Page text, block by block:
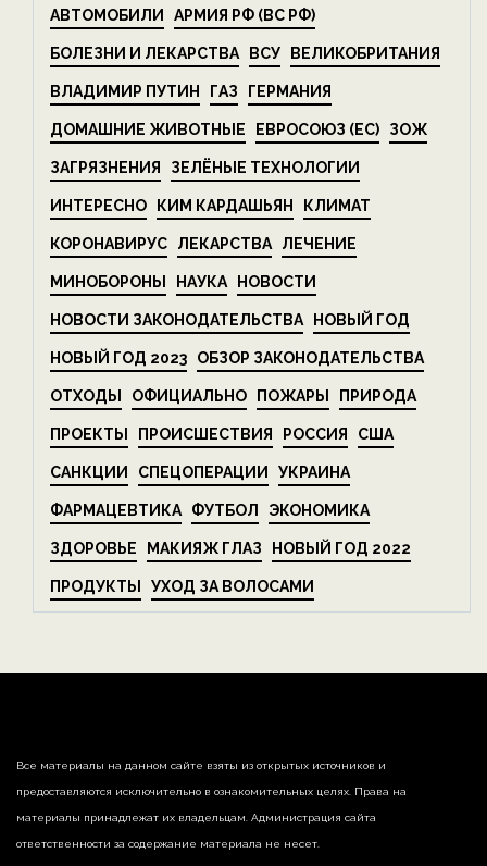
АВТОМОБИЛИ АРМИЯ РФ (ВС РФ)
БОЛЕЗНИ И ЛЕКАРСТВА ВСУ ВЕЛИКОБРИТАНИЯ
ВЛАДИМИР ПУТИН ГАЗ ГЕРМАНИЯ
ДОМАШНИЕ ЖИВОТНЫЕ ЕВРОСОЮЗ (ЕС) ЗОЖ
ЗАГРЯЗНЕНИЯ ЗЕЛЁНЫЕ ТЕХНОЛОГИИ
ИНТЕРЕСНО КИМ КАРДАШЬЯН КЛИМАТ
КОРОНАВИРУС ЛЕКАРСТВА ЛЕЧЕНИЕ
МИНОБОРОНЫ НАУКА НОВОСТИ
НОВОСТИ ЗАКОНОДАТЕЛЬСТВА НОВЫЙ ГОД
НОВЫЙ ГОД 2023 ОБЗОР ЗАКОНОДАТЕЛЬСТВА
ОТХОДЫ ОФИЦИАЛЬНО ПОЖАРЫ ПРИРОДА
ПРОЕКТЫ ПРОИСШЕСТВИЯ РОССИЯ США
САНКЦИИ СПЕЦОПЕРАЦИИ УКРАИНА
ФАРМАЦЕВТИКА ФУТБОЛ ЭКОНОМИКА
ЗДОРОВЬЕ МАКИЯЖ ГЛАЗ НОВЫЙ ГОД 2022
ПРОДУКТЫ УХОД ЗА ВОЛОСАМИ
Все материалы на данном сайте взяты из открытых источников и
предоставляются исключительно в ознакомительных целях. Права на
материалы принадлежат их владельцам. Администрация сайта
ответственности за содержание материала не несет.